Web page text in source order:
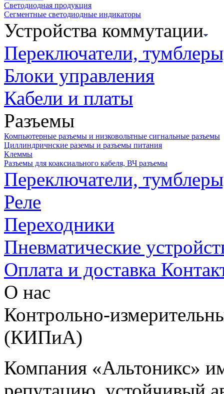
Светодиодная продукция
Сегментные светодиодные индикаторы
Устройства коммутации
Переключатели,
Блоки управления
Кабели и платы
Разъемы
Компьютерные разъемы и низковольтные сигнальные разъемы
Циллиндричнские раземы и разъемы питания
Клеммы
Разъемы для коаксиального кабеля, ВЧ разъемы
Переключатели,
Реле
Переходники
Пневматические
Оплата и доставка
О нас
Контрольно-
(КИПиА)
Компания «Альтоникс»